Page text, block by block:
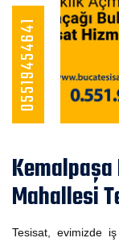
05519454641
Mahallesi
Tesisat, evimizde